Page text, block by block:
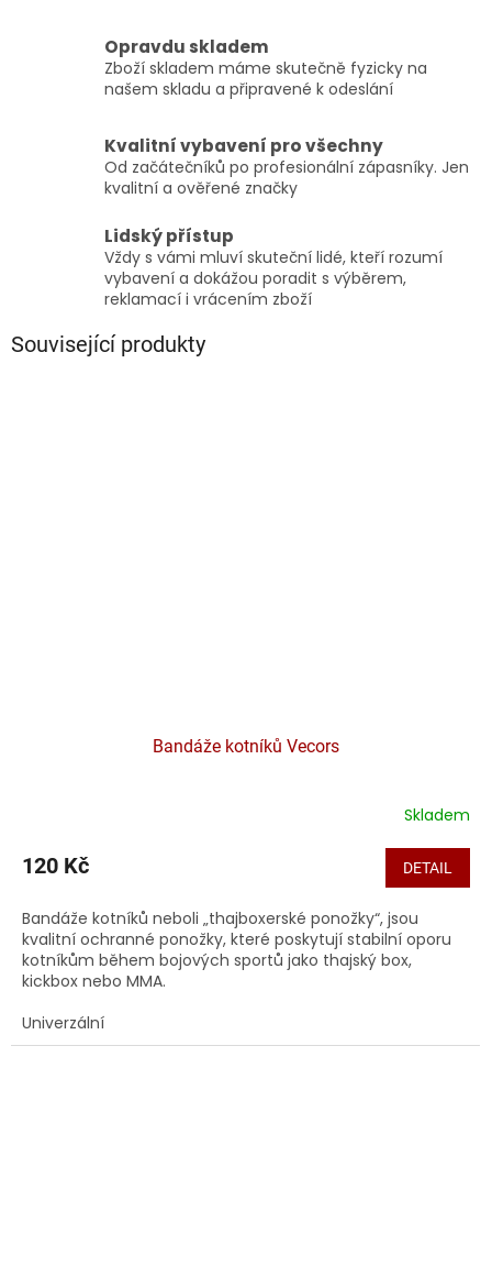
Opravdu skladem
Zboží skladem máme skutečně fyzicky na
našem skladu a připravené k odeslání
Kvalitní vybavení pro všechny
Od začátečníků po profesionální zápasníky. Jen
kvalitní a ověřené značky
Lidský přístup
Vždy s vámi mluví skuteční lidé, kteří rozumí
vybavení a dokážou poradit s výběrem,
reklamací i vrácením zboží
Související produkty
Bandáže kotníků Vecors
Skladem
120 Kč DETAIL
Bandáže kotníků neboli „thajboxerské ponožky“, jsou
kvalitní ochranné ponožky, které poskytují stabilní oporu
kotníkům během bojových sportů jako thajský box,
kickbox nebo MMA.
Univerzální